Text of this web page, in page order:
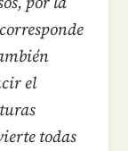
el
todas